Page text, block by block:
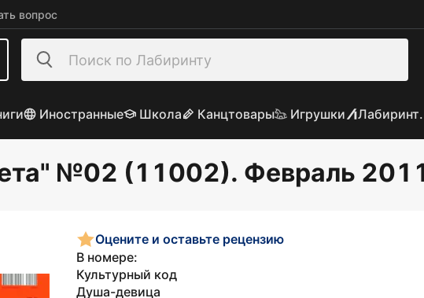
вопрос
Иностранные Школа Канцтовары Игрушки
№02 (11002). Февраль
Оцените и оставьте рецензию
В номере:
Культурный код
Душа-девица